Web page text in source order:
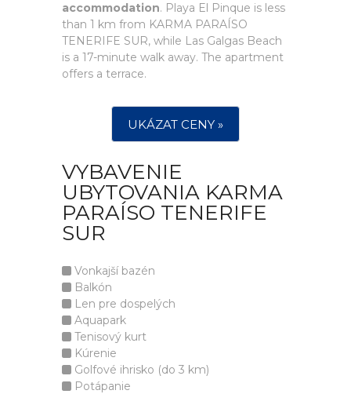
accommodation. Playa El Pinque is less
than 1 km from KARMA PARAÍSO
TENERIFE SUR, while Las Galgas Beach
is a 17-minute walk away. The apartment
offers a terrace.
UKÁZAT CENY »
VYBAVENIE
UBYTOVANIA KARMA
PARAÍSO TENERIFE
SUR
Vonkajší bazén
Balkón
Len pre dospelých
Aquapark
Tenisový kurt
Kúrenie
Golfové ihrisko (do 3 km)
Potápanie